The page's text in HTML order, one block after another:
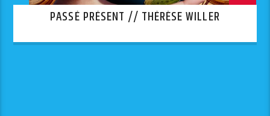
PASSÉ PRÉSENT // THÉRÈSE WILLER